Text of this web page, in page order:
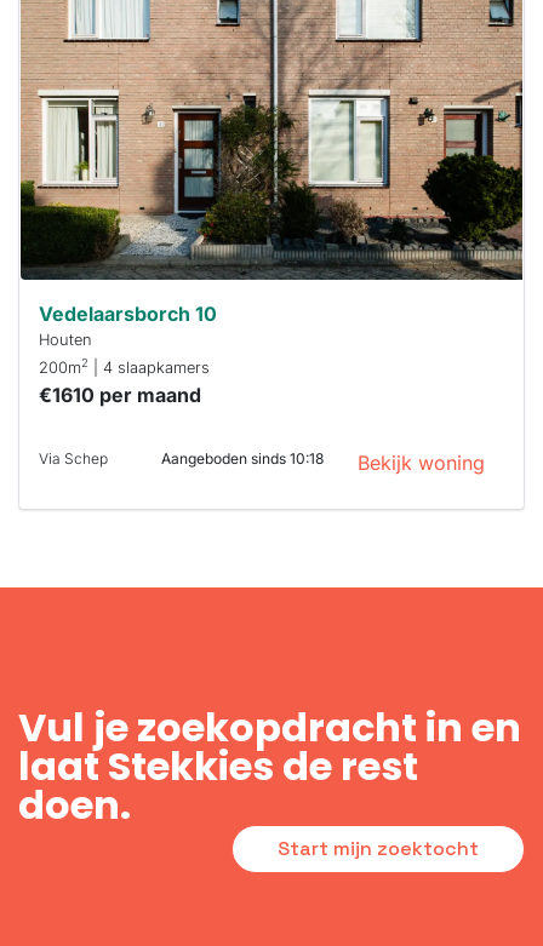
waarschijnlijk
al verhuurd
Om kans te
maken moet je
binnen 15
minuten
reageren.
Stekkies helpt
je hierbij!
Vedelaarsborch 10
Houten
200m2 | 4 slaapkamers
€1610 per maand
Via Schep Aangeboden sinds 10:18 Bekijk woning
Vul je zoekopdracht in en
laat Stekkies de rest
doen.
Start mijn zoektocht